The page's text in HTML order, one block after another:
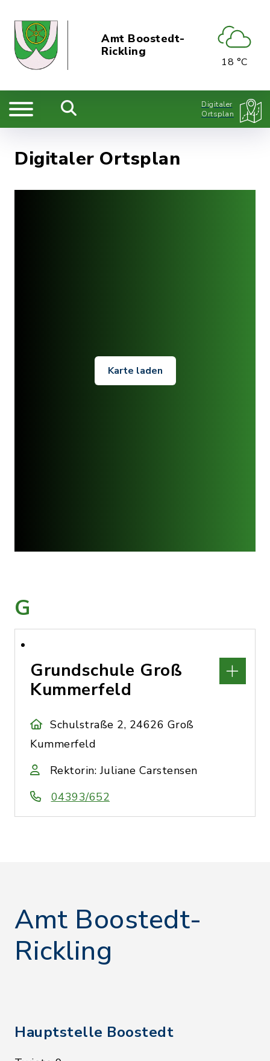
Amt Boostedt-
Rickling
18 °C
Digitaler
Ortsplan
Digitaler Ortsplan
Karte laden
G
Grundschule Groß
Kummerfeld
Schulstraße 2, 24626 Groß
Kummerfeld
Rektorin: Juliane Carstensen
04393/652
Amt Boostedt-
Rickling
Hauptstelle Boostedt